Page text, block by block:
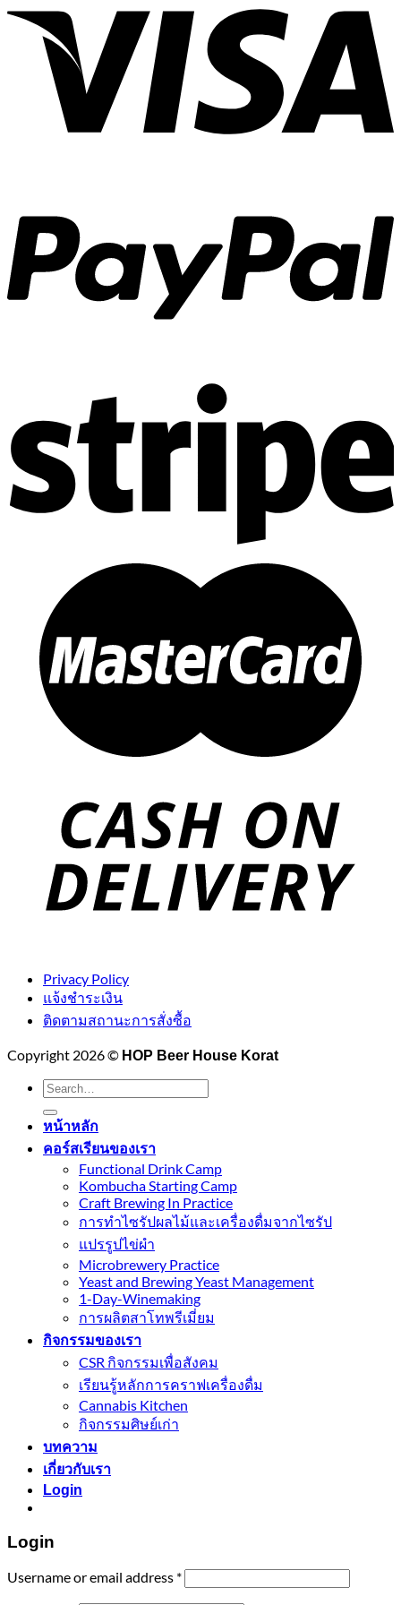
Privacy Policy
แจ้งชำระเงิน
ติดตามสถานะการสั่งซื้อ
Copyright 2026 © HOP Beer House Korat
Search
for:
หน้าหลัก
คอร์สเรียนของเรา
Functional Drink Camp
Kombucha Starting Camp
Craft Brewing In Practice
การทำไซรัปผลไม้และเครื่องดื่มจากไซรัป
แปรรูปไข่ผำ
Microbrewery Practice
Yeast and Brewing Yeast Management
1-Day-Winemaking
การผลิตสาโทพรีเมี่ยม
กิจกรรมของเรา
CSR กิจกรรมเพื่อสังคม
เรียนรู้หลักการคราฟเครื่องดื่ม
Cannabis Kitchen
กิจกรรมศิษย์เก่า
บทความ
เกี่ยวกับเรา
Login
Login
Username or email address *